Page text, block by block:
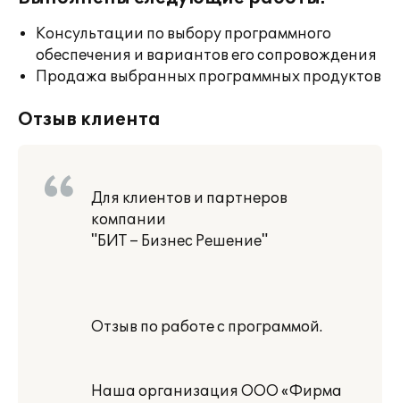
Консультации по выбору программного
обеспечения и вариантов его сопровождения
Продажа выбранных программных продуктов
Отзыв клиента
Для клиентов и партнеров
компании
"БИТ – Бизнес Решение"
Отзыв по работе с программой.
Наша организация ООО «Фирма